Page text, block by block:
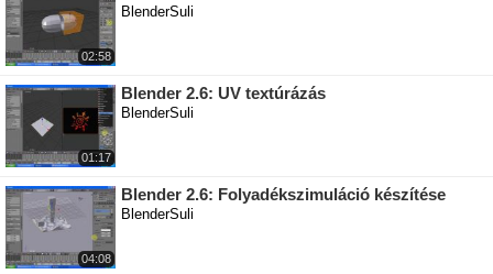
02:58
BlenderSuli
01:17
Blender 2.6: UV textúrázás
BlenderSuli
04:08
Blender 2.6: Folyadékszimuláció készítése
BlenderSuli